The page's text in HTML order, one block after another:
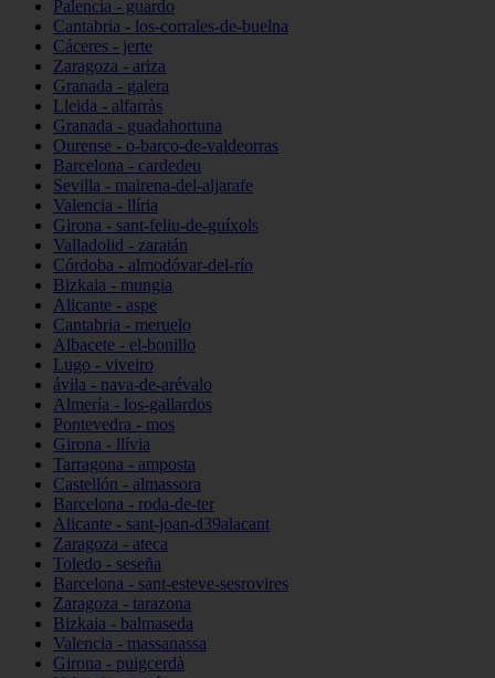
Palencia - guardo
Cantabria - los-corrales-de-buelna
Cáceres - jerte
Zaragoza - ariza
Granada - galera
Lleida - alfarràs
Granada - guadahortuna
Ourense - o-barco-de-valdeorras
Barcelona - cardedeu
Sevilla - mairena-del-aljarafe
Valencia - llíria
Girona - sant-feliu-de-guíxols
Valladolid - zaratán
Córdoba - almodóvar-del-río
Bizkaia - mungia
Alicante - aspe
Cantabria - meruelo
Albacete - el-bonillo
Lugo - viveiro
ávila - nava-de-arévalo
Almería - los-gallardos
Pontevedra - mos
Girona - llívia
Tarragona - amposta
Castellón - almassora
Barcelona - roda-de-ter
Alicante - sant-joan-d39alacant
Zaragoza - ateca
Toledo - seseña
Barcelona - sant-esteve-sesrovires
Zaragoza - tarazona
Bizkaia - balmaseda
Valencia - massanassa
Girona - puigcerdà